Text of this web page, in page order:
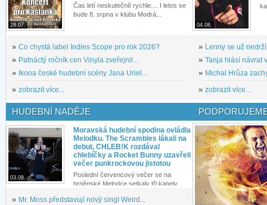
28.07.
Čas letí neskutečně rychle.... I letos se
bude 8. srpna v klubu Modrá...
» Co chystá label Indies Scope pro rok 2026?
» Patnáctý ročník cen Vinyla zveřejnil...
» Ikona české hudební scény Jana Uriel...
» zobrazit více...
04.08.
» Lenny se už
» Tanja hlásí návrat
» Michal Hrůza
» zobrazit více...
HUDEBNÍ NADĚJE
03.08.
Moravská hudební spodina ovládla
Melodku. The Scrambles lákali na
debut, CHLEB!K rozdával
chlebíčky a Rocket Bunny uzavřeli
večer punkrockovou jistotou
Poslední červencový večer se na
brněnské Melodce setkaly tři kapely...
» Mr. Moss představují nový singl Weird...